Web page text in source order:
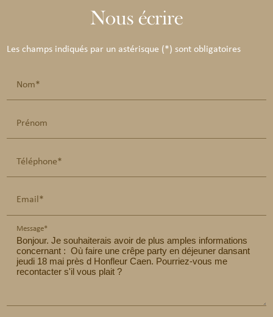
Nous écrire
Les champs indiqués par un astérisque (*) sont obligatoires
Nom*
Prénom
Téléphone*
Email*
Message*